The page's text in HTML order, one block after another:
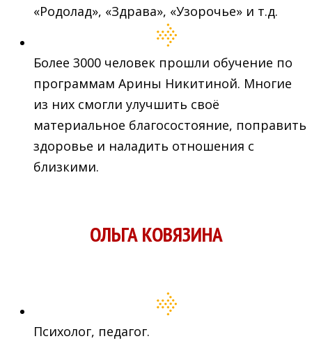
«Родолад», «Здрава», «Узорочье» и т.д.
Более 3000 человек прошли обучение по
программам Арины Никитиной. Многие
из них смогли улучшить своё
материальное благосостояние, поправить
здоровье и наладить отношения с
близкими.
ОЛЬГА КОВЯЗИНА
Психолог, педагог.